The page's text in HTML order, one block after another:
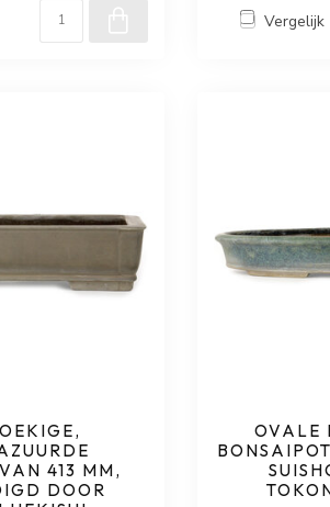
Vergelijk
413 MM,
DOOR
OVALE